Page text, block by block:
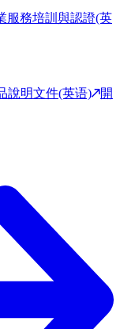
服務培訓與認證(英
說明文件(英语)
開